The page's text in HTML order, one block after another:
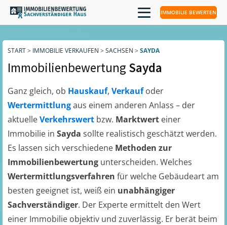
IMMOBILIE BEWERTEN
START> IMMOBILIE VERKAUFEN > SACHSEN > SAYDA
ImmobilienbewertungSayda
Ganz gleich, ob Hauskauf, Verkaufoder
Wertermittlungaus einem anderen Anlass – der
aktuelleVerkehrswert bzw. Marktwert einer
Immobilie in Sayda sollte realistisch geschätzt werden.
Es lassen sich verschiedene Methoden zur
Immobilienbewertung unterscheiden. Welches
Wertermittlungsverfahren für welche Gebäudeart am
besten geeignet ist, weiß ein unabhängiger
Sachverständiger. Der Experte ermittelt den Wert
einer Immobilie objektiv und zuverlässig. Er berät beim